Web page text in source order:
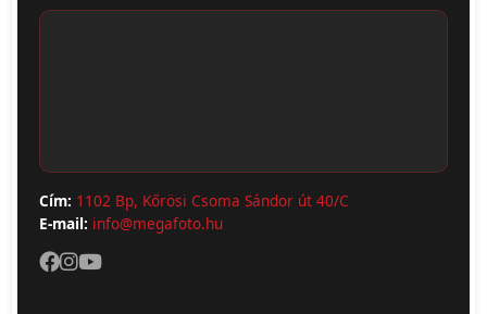
Fotónaptár
Szállítás & Fizetés
Cím: 1102 Bp, Kőrösi Csoma Sándor út 40/C
E-mail: info@megafoto.hu